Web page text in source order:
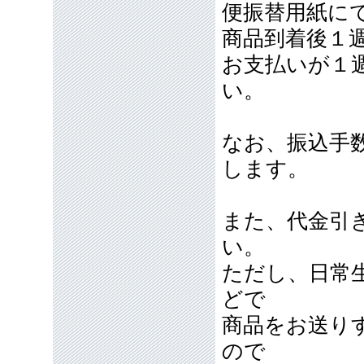
便振替用紙に
商品到着後１
お支払いが１
い。
なお、振込手
します。
また、代金引
い。
ただし、日常
どで
商品をお送り
ので